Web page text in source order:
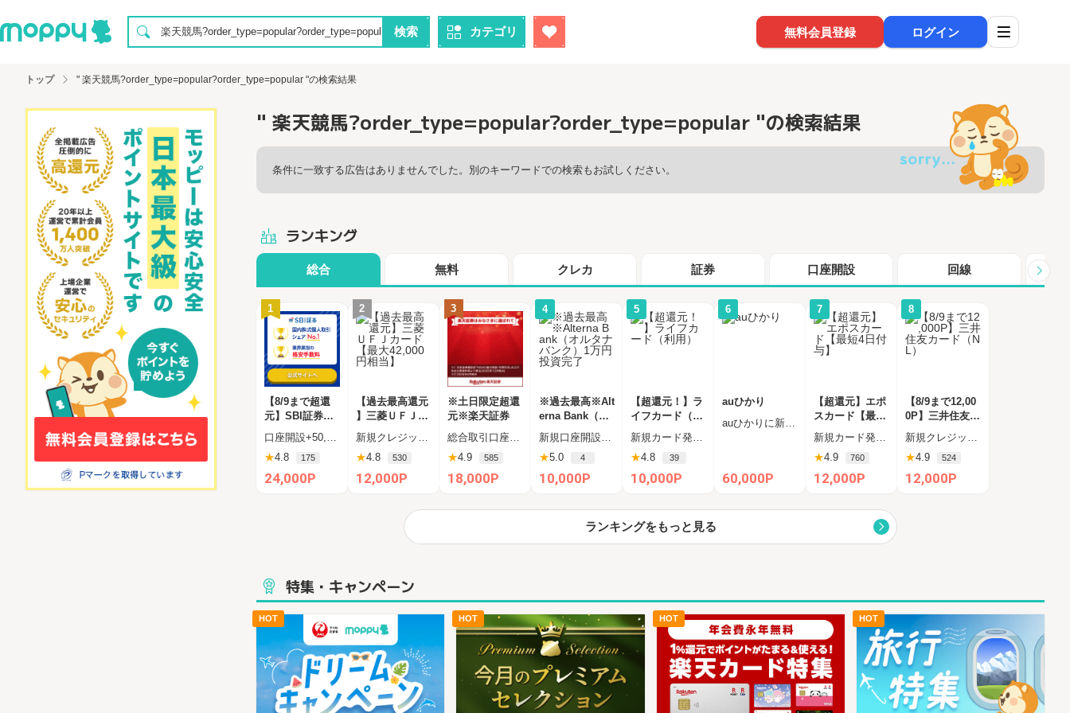
検索 カテゴリ 無料会員登録 ログイン
トップ " 楽天競馬?order_type=popular?order_type=popular "の検索結果
" 楽天競馬?order_type=popular?order_type=popular "の検索結果
条件に一致する広告はありませんでした。別のキーワードでの検索もお試しください。
ランキング
総合 無料 クレカ 証券 口座開設 回線
1
【8/9まで超還
元】SBI証券（
新規口座開設+5
0,000円以上入
金）
口座開設+50,000円入金（SBIハイブリッド預金へ振替）
★4.8 175
24,000P
2
【過去最高還元
】三菱ＵＦＪカ
ード【最大42,0
00円相当】
新規クレジットカード発行完了（カード受取必須）
★4.8 530
12,000P
3
※土日限定超還
元※楽天証券
総合取引口座開設完了後、 30日以内に楽天証券口座へ5万円以上の入金完了
★4.9 585
18,000P
4
※過去最高※Alt
erna Bank（オ
ルタナバンク）
1万円投資完了
新規口座開設申込後、45日以内に1万円以上の投資
★5.0 4
10,000P
5
【超還元！】ラ
イフカード（利
用）
新規カード発行+ショッピング利用（カード受取必須）
★4.8 39
10,000P
6
auひかり
auひかりに新規お申し込みし、半年以内に開通完了された方
60,000P
7
【超還元】エポ
スカード【最短
4日付与】
新規カード発行完了
★4.9 760
12,000P
8
【8/9まで12,00
0P】三井住友カ
ード（NL）
新規クレジットカード発行
★4.9 524
12,000P
ランキングをもっと見る
特集・キャンペーン
HOT HOT HOT HOT